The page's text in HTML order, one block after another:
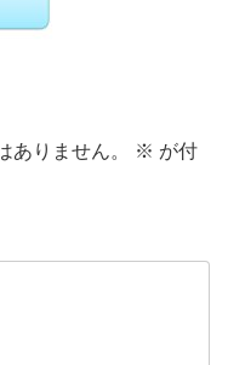
ありません。 ※ が付